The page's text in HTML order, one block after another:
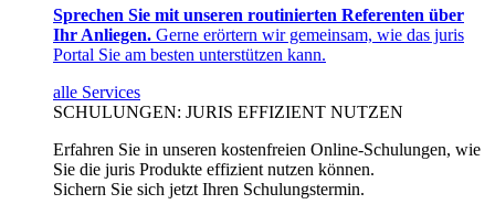
Sprechen Sie mit unseren routinierten Referenten über
Ihr Anliegen. Gerne erörtern wir gemeinsam, wie das juris
Portal Sie am besten unterstützen kann.
alle Services
SCHULUNGEN: JURIS EFFIZIENT NUTZEN
Erfahren Sie in unseren kostenfreien Online-Schulungen, wie
Sie die juris Produkte effizient nutzen können.
Sichern Sie sich jetzt Ihren Schulungstermin.